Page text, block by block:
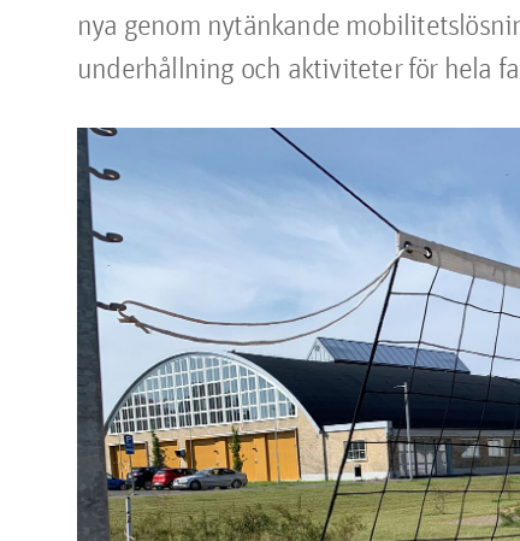
nya genom nytänkande
underhållning och aktiviteter för hela